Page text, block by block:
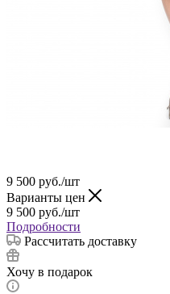
9 500 руб./шт
Варианты цен
9 500 руб./шт
Подробности
Рассчитать доставку
Хочу в подарок